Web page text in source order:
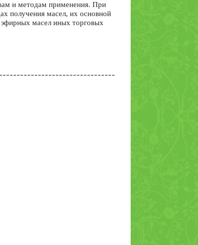
и методам применения. При
получения масел, их основной
масел иных торговых